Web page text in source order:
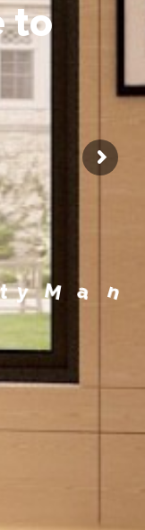
to
anag em en